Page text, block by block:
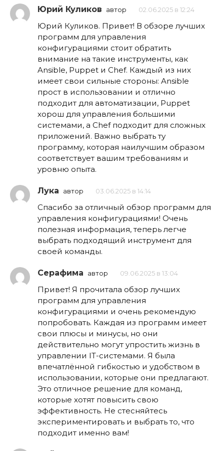
Юрий Куликов автор 02.06.2025 в 12:24
Юрий Куликов. Привет! В обзоре лучших
программ для управления
конфигурациями стоит обратить
внимание на такие инструменты, как
Ansible, Puppet и Chef. Каждый из них
имеет свои сильные стороны: Ansible
прост в использовании и отлично
подходит для автоматизации, Puppet
хорош для управления большими
системами, а Chef подходит для сложных
приложений. Важно выбрать ту
программу, которая наилучшим образом
соответствует вашим требованиям и
уровню опыта.
Лука автор 03.06.2025 в 14:14
Спасибо за отличный обзор программ для
управления конфигурациями! Очень
полезная информация, теперь легче
выбрать подходящий инструмент для
своей команды.
Серафима автор 09.06.2025 в 13:04
Привет! Я прочитала обзор лучших
программ для управления
конфигурациями и очень рекомендую
попробовать. Каждая из программ имеет
свои плюсы и минусы, но они
действительно могут упростить жизнь в
управлении IT-системами. Я была
впечатлённой гибкостью и удобством в
использовании, которые они предлагают.
Это отличное решение для команд,
которые хотят повысить свою
эффективность. Не стесняйтесь
экспериментировать и выбрать то, что
подходит именно вам!